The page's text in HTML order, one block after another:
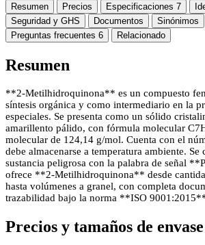
Resumen Precios Especificaciones 7
Seguridad y GHS
Documentos
Sinónimos
Preguntas frecuentes 6 Relacionado
Resumen
**2-Metilhidroquinona** es un compuesto
síntesis orgánica y como intermediario en la
especiales. Se presenta como un sólido
amarillento pálido, con fórmula molecular
molecular de 124,14 g/mol. Cuenta con el
debe almacenarse a temperatura ambiente. Se
sustancia peligrosa con la palabra de señal
ofrece **2-Metilhidroquinona** desde
hasta volúmenes a granel, con completa
trazabilidad bajo la norma **ISO
Precios y tamaños de envase